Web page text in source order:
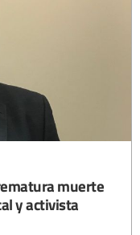
muerte
y activista